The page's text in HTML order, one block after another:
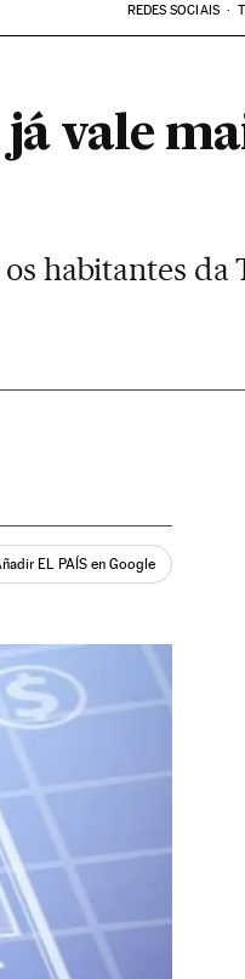
REDES SOCIAIS
vale
habitantes da
EL PAÍS en Google